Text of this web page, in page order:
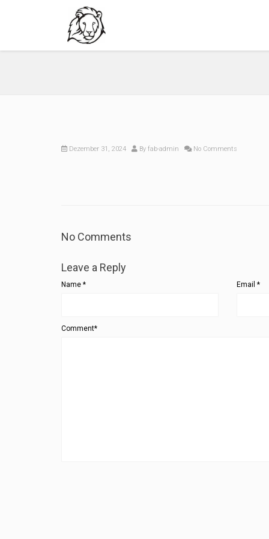
Dezember 31, 2024 By fab-admin No Comments
No Comments
Leave a Reply
Name * Email*
Comment*